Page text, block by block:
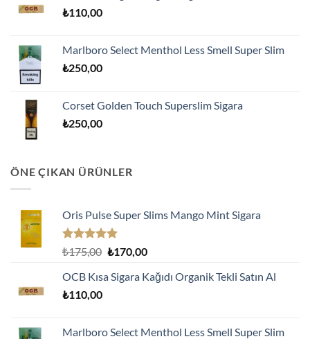
₺110,00
Marlboro Select Menthol Less Smell Super Slim
₺250,00
Corset Golden Touch Superslim Sigara
₺250,00
ÖNE ÇIKAN ÜRÜNLER
Oris Pulse Super Slims Mango Mint Sigara
5 üzerinden
oy
aldı
₺175,00 Orijinal
₺175,00.
₺170,00Şu
fiyat:
OCB Kısa Sigara Kağıdı Organik Tekli Satın Al
₺110,00
Marlboro Select Menthol Less Smell Super Slim